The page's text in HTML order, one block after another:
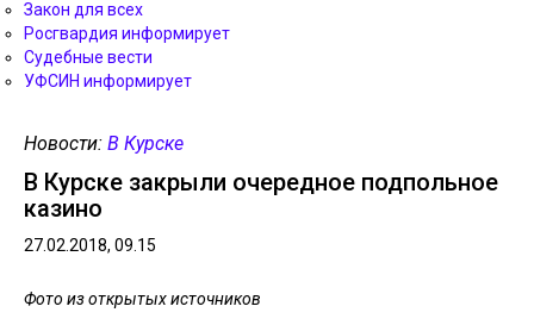
Закон для всех
Росгвардия информирует
Судебные вести
УФСИН информирует
Новости: В Курске
В Курске закрыли очередное подпольное
казино
27.02.2018, 09.15
Фото из открытых источников